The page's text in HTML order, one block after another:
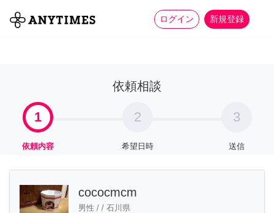
ログイン 新規登録
全て 家事 more_horiz
依頼相談
1
依頼内容
2
希望日時
3
送信
cococmcm
男性 / / 石川県